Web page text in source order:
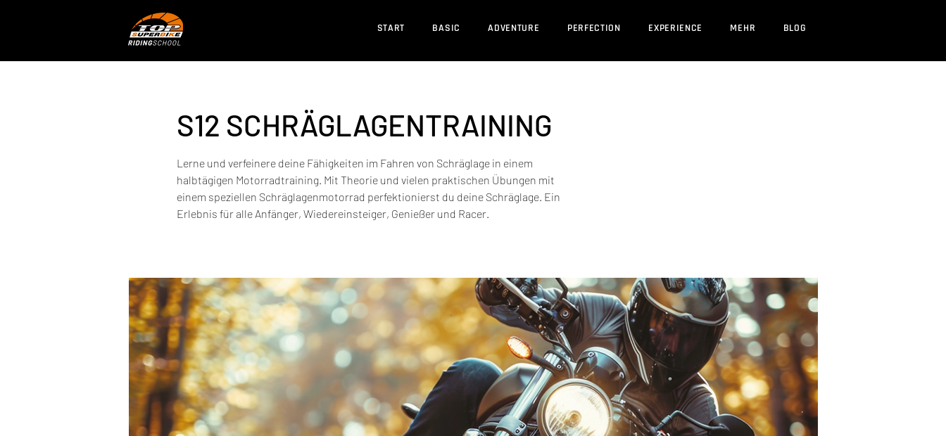
START BASIC ADVENTURE PERFECTION EXPERIENCE MEHR BLOG
S12 SCHRÄGLAGENTRAINING
Lerne und verfeinere deine Fähigkeiten im Fahren von Schräglage in einem
halbtägigen Motorradtraining. Mit Theorie und vielen praktischen Übungen mit
einem speziellen Schräglagenmotorrad perfektionierst du deine Schräglage. Ein
Erlebnis für alle Anfänger, Wiedereinsteiger, Genießer und Racer.